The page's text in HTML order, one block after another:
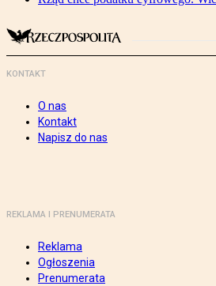
KONTAKT
O nas
Kontakt
Napisz do nas
REKLAMA I PRENUMERATA
Reklama
Ogłoszenia
Prenumerata